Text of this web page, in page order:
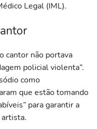
Legal (IML).
cantor não portava
policial violenta”.
como
que estão tomando
para garantir a